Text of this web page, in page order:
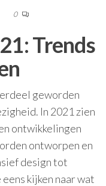
0
Trends
geworden
In 2021 zien
ontwikkelingen
ontworpen en
design tot
kijken naar wat